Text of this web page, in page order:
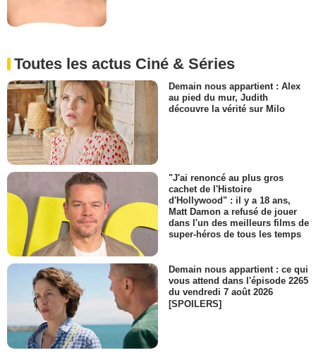
Toutes les actus Ciné & Séries
Demain nous appartient : Alex
au pied du mur, Judith
découvre la vérité sur Milo
"J'ai renoncé au plus gros
cachet de l'Histoire
d'Hollywood" : il y a 18 ans,
Matt Damon a refusé de jouer
dans l'un des meilleurs films de
super-héros de tous les temps
Demain nous appartient : ce qui
vous attend dans l'épisode 2265
du vendredi 7 août 2026
[SPOILERS]